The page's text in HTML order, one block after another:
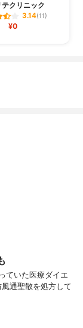
テクリニック
3.14(11)
¥0
ていた医療ダイエ
通聖散を処方して